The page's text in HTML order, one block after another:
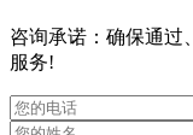
咨询承诺：确保通过
服务!